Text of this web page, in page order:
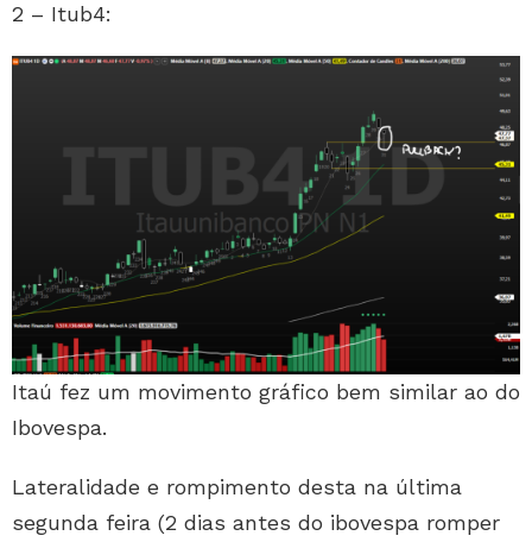
2 – Itub4:
Itaú fez um movimento gráfico bem similar ao do
Ibovespa.
Lateralidade e rompimento desta na última
segunda feira (2 dias antes do ibovespa romper